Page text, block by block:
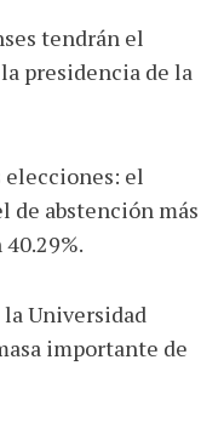
tendrán el
presidencia de la
elecciones: el
de abstención más
Universidad
importante de